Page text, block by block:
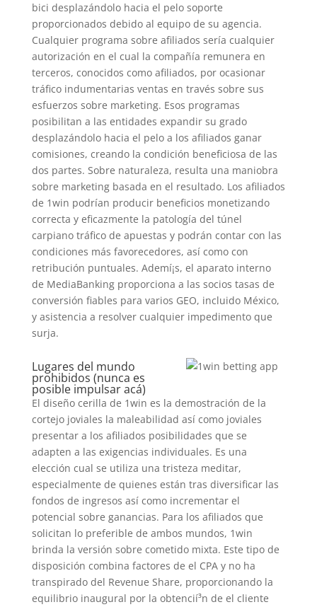
bici desplazándolo hacia el pelo soporte
proporcionados debido al equipo de su agencia.
Cualquier programa sobre afiliados serí­a cualquier
autorización en el cual la compañía remunera en
terceros, conocidos como afiliados, por ocasionar
tráfico indumentarias ventas en través sobre sus
esfuerzos sobre marketing. Esos programas
posibilitan a las entidades expandir su grado
desplazándolo hacia el pelo a los afiliados ganar
comisiones, creando la condición beneficiosa de las
dos partes. Sobre naturaleza, resulta una maniobra
sobre marketing basada en el resultado. Los afiliados
de 1win podrían producir beneficios monetizando
correcta y eficazmente la patologí­a del túnel
carpiano tráfico de apuestas y podrán contar con las
condiciones más favorecedores, así como con
retribución puntuales. Ademí¡s, el aparato interno
de MediaBanking proporciona a las socios tasas de
conversión fiables para varios GEO, incluido México,
y asistencia a resolver cualquier impedimento que
surja.
Lugares del mundo
prohibidos (nunca es
posible impulsar acá)
El diseño cerilla de 1win es la demostración de la
cortejo joviales la maleabilidad así­ como joviales
presentar a los afiliados posibilidades que se
adapten a las exigencias individuales. Es una
elección cual se utiliza una tristeza meditar,
especialmente de quienes están tras diversificar las
fondos de ingresos así­ como incrementar el
potencial sobre ganancias. Para los afiliados que
solicitan lo preferible de ambos mundos, 1win
brinda la versión sobre cometido mixta. Este tipo de
disposición combina factores de el CPA y no ha
transpirado del Revenue Share, proporcionando la
equilibrio inaugural por la obtencií³n de el cliente